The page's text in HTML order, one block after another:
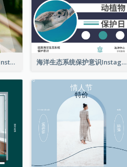
猴子照片世界野生动物日Instagram帖子 海洋生态系统保护意识Instagram帖子